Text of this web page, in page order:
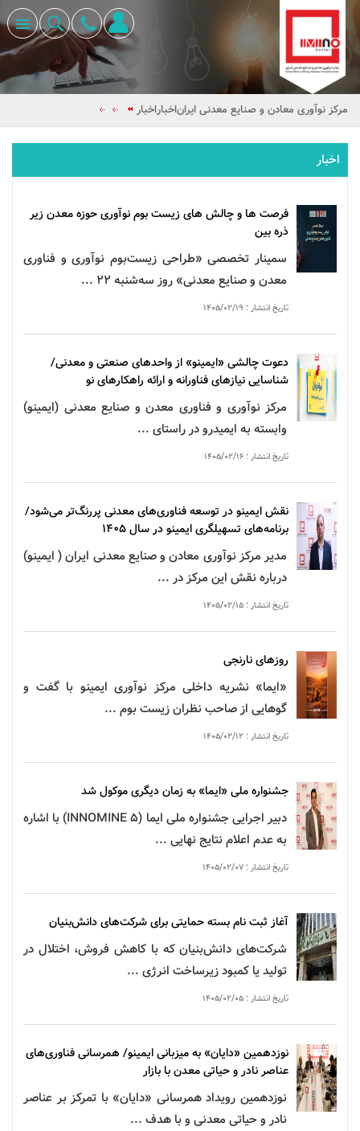
مرکز نوآوری معادن و صنایع معدنی ایراناخباراخبار
اخبار
فرصت ها و چالش های زیست بومنوآوریحوزهمعدن زیر
ذره بین
سمینار تخصصی «طراحی زیست‌بوم نوآوریو فناوری
معدن و صنایع معدنی» روز سه‌شنبه ۲۲ ...
تاریخ انتشار : ۱۴۰۵/۰۲/۱۹
دعوت چالشی «ایمینو» از واحدهای صنعتی و معدنی/
شناسایی نیازهای فناورانه و ارائه راهکارهای نو
مرکزنوآوری و فناوری معدن و صنایع معدنی (ایمینو)
وابسته به ایمیدرو در راستای ...
تاریخ انتشار : ۱۴۰۵/۰۲/۱۶
نقشایمینودر توسعه فناوری‌های معدنی پررنگ‌تر می‌شود/
برنامه‌های تسهیلگریایمینودر سال ۱۴۰۵
مدیر مرکز نوآوری معادن و صنایع معدنی ایران ( ایمینو)
درباره نقش این مرکز در ...
تاریخ انتشار : ۱۴۰۵/۰۲/۱۵
روزهای نارنجی
«ایما»نشریه داخلی مرکز نوآوری ایمینو با گفت و
گوهایی از صاحب نظران زیست بوم ...
تاریخ انتشار : ۱۴۰۵/۰۲/۱۲
جشنوارهملی «ایما» به زمان دیگری موکول شد
دبیر اجراییجشنواره ملی ایما
(INNOMINE 5) با اشاره
به عدم اعلام نتایج نهایی ...
تاریخ انتشار : ۱۴۰۵/۰۲/۰۷
آغاز ثبت نام بسته حمایتی برای شرکت‌های دانش‌بنیان
شرکت‌های دانش‌بنیان که با کاهش فروش، اختلال در
تولید یا کمبود زیرساخت انرژی ...
تاریخ انتشار : ۱۴۰۵/۰۲/۰۵
نوزدهمین «دایان» به میزبانی ایمینو/ همرسانی فناوری‌های
عناصر نادرو حیاتیمعدنبا بازار
نوزدهمین رویداد همرسانی «دایان» با تمرکز بر عناصر
نادر و حیاتی معدنی و با هدف ...